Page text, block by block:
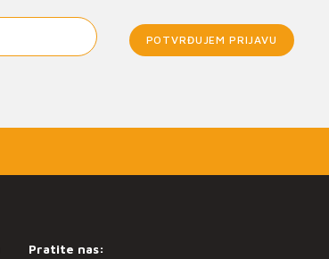
POTVRĐUJEM PRIJAVU
Pratite nas: